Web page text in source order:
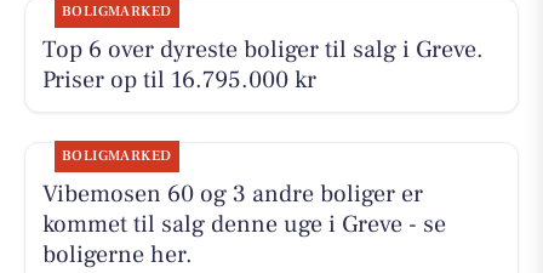
BOLIGMARKED
Top 6 over dyreste boliger til salg i Greve.
Priser op til 16.795.000 kr
BOLIGMARKED
Vibemosen 60 og 3 andre boliger er
kommet til salg denne uge i Greve - se
boligerne her.